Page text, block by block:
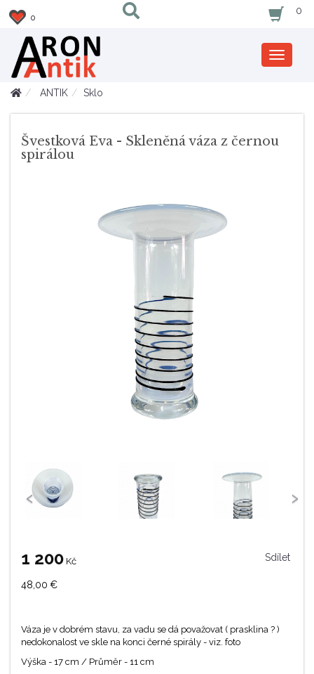
0
0
Zobrazit
nabidku
ANTIK
Sklo
Švestková Eva - Skleněná váza z černou
spirálou
‹ ›
1 200 Kč
48,00 €
Sdílet
Váza je v dobrém stavu, za vadu se dá považovat ( prasklina ? )
nedokonalost ve skle na konci černé spirály - viz. foto
Výška - 17 cm / Průměr - 11 cm